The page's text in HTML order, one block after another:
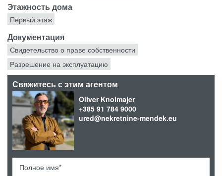
Этажность дома
Первый этаж
Документация
Свидетельство о праве собственности
Разрешение на эксплуатацию
Свяжитесь с этим агентом
Oliver Knolmajer
+385 91 784 9000
ured@nekretnine-mendek.eu